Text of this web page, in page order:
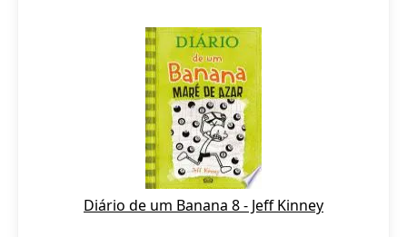
Diário de um Banana 8 - Jeff Kinney